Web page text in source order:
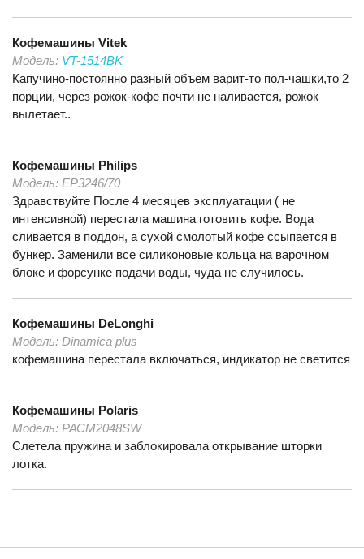
Кофемашины Vitek
Модель: VT-1514BK
Капучино-постоянно разный объем варит-то пол-чашки,то 2
порции, через рожок-кофе почти не наливается, рожок
вылетает..
Кофемашины Philips
Модель: ЕР3246/70
Здравствуйте После 4 месяцев эксплуатации ( не
интенсивной) перестала машина готовить кофе. Вода
сливается в поддон, а сухой смолотый кофе ссыпается в
бункер. Заменили все силиконовые кольца на варочном
блоке и форсунке подачи воды, чуда не случилось.
Кофемашины DeLonghi
Модель: Dinamica plus
кофемашина перестала включаться, индикатор не светится
Кофемашины Polaris
Модель: РАСМ2048SW
Слетела пружина и заблокировала открывание шторки
лотка.